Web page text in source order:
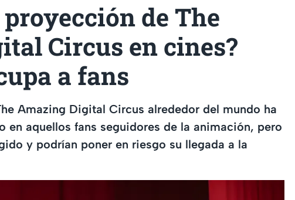
proyección de The
Circus en cines?
a fans
Amazing Digital Circus alrededor del mundo ha
en aquellos fans seguidores de la animación, pero
y podrían poner en riesgo su llegada a la